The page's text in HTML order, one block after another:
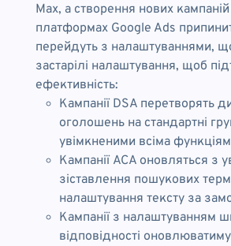
Max, а створення нових
платформах Google Ads
перейдуть з налаштуваннями,
застарілі налаштування, щоб
ефективність:
Кампанії DSA перетворять
оголошень на стандартні
увімкненими всіма
Кампанії ACA оновляться з
зіставлення пошукових
налаштування тексту за
Кампанії з налаштуванням
відповідності